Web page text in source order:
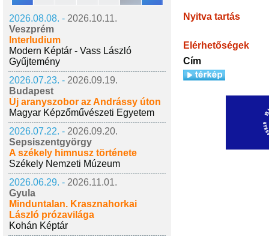
2026.08.08. - 2026.10.11.
Veszprém
Interludium
Modern Képtár - Vass László
Gyűjtemény
2026.07.23. - 2026.09.19.
Budapest
Új aranyszobor az Andrássy úton
Magyar Képzőművészeti Egyetem
2026.07.22. - 2026.09.20.
Sepsiszentgyörgy
A székely himnusz története
Székely Nemzeti Múzeum
2026.06.29. - 2026.11.01.
Gyula
Minduntalan. Krasznahorkai
László prózavilága
Kohán Képtár
Nyitva tartás
Elérhetőségek
Cím